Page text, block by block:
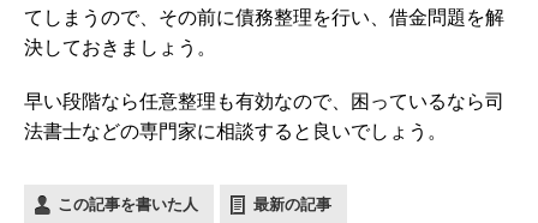
てしまうので、その前に債務整理を行い、借金問題を解
決しておきましょう。
早い段階なら任意整理も有効なので、困っているなら司
法書士などの専門家に相談すると良いでしょう。
この記事を書いた人 最新の記事